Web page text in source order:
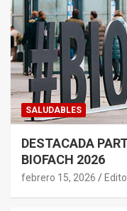
SALUDABLES
DESTACADA
BIOFACH 2026
febrero 15, 2026